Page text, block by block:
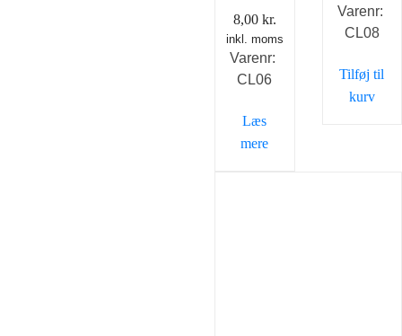
8,00 kr.
inkl. moms
Varenr:
CL06
Læs
mere
Varenr:
CL08
Tilføj til
kurv